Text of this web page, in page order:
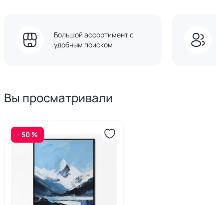
Большой ассортимент с
удобным поиском
Вы просматривали
- 50 %